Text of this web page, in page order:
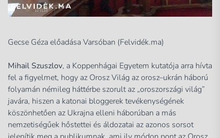
Gecse Géza előadása Varsóban (Felvidék.ma)
Mihail Szuszlov, a Koppenhágai Egyetem kutatója arra hívta
fel a figyelmet, hogy az Orosz Világ az orosz–ukrán háború
folyamán némileg háttérbe szorult az „oroszországi világ”
javára, hiszen a katonai bloggerek tevékenységének
köszönhetően az Ukrajna elleni háborúban a más
nemzetiségűek hőstettei és áldozatai az azonos sorsot